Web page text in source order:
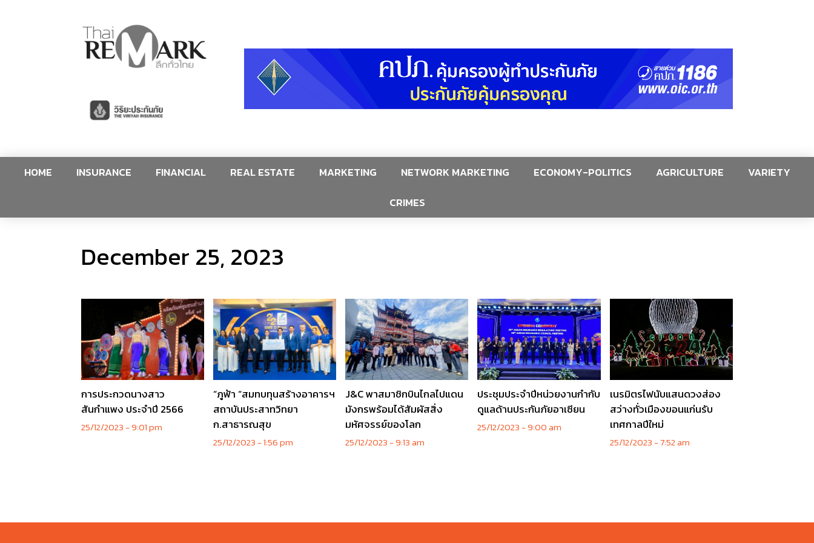
HOME INSURANCE FINANCIAL REAL ESTATE MARKETING NETWORK MARKETING ECONOMY-POLITICS AGRICULTURE
VARIETY
CRIMES
December 25, 2023
การประกวดนางสาว
สันกำแพง ประจำปี 2566
25/12/2023 9:01 pm
“ภูฟ้า “สมทบทุนสร้างอาคารฯ
สถาบันประสาทวิทยา
ก.สาธารณสุข
25/12/2023 1:56 pm
J&C พาสมาชิกบินไกลไปแดน
มังกรพร้อมได้สัมผัสสิ่ง
มหัศจรรย์ของโลก
25/12/2023 9:13 am
ประชุมประจำปีหน่วยงานกำกับ
ดูแลด้านประกันภัยอาเซียน
25/12/2023 9:00 am
เนรมิตรไฟนับแสนดวงส่อง
สว่างทั่วเมืองขอนแก่นรับ
เทศกาลปีใหม่
25/12/2023 7:52 am